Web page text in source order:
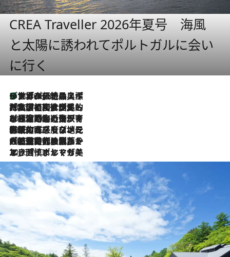
CREA Traveller 2026年夏号 海風
と太陽に誘われてポルトガルに会い
に行く
2026.8.8
リスボンの絶品スイーツ「パステル・デ・ナタ」とは？ポルトガル伝統の奥深い世界へ
2026.7.27
「私の祖国はポルトガル語です」国民的詩人フェルナンド・ペソアと、彼が愛した文学の街を歩く
2026.7.26
ポルトガル近海が育む極上の海の幸。キリリと冷えた白ワインと愉しむ、シーフード専門店の贅沢
2026.7.22
伝統の味をモダンに昇華。高感度な地元客が集う、リスボンの最旬ガストロノミー
2026.7.21
大航海時代の栄華から、震災、独裁、そして革命へ。ポルトガル・首都リスボンの石畳に刻まれた「歴史の光と影」
2026.7.13
エッセイ・ヤマザキマリ「慎ましくも美しき国 ポルトガル」